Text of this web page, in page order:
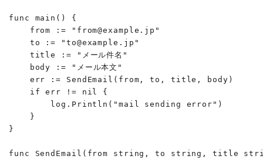
func main() {
    from := "from@example.jp"
    to := "to@example.jp"
    title := "メール件名"
    body := "メール本文"
    err := SendEmail(from, to, title, body)
    if err != nil {
        log.Println("mail sending error")
    }
}
func SendEmail(from string, to string, title